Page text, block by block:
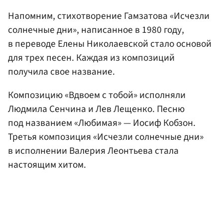
Напомним, стихотворение Гамзатова «Исчезли
солнечные дни», написанное в 1980 году,
в переводе Елены Николаевской стало основой
для трех песен. Каждая из композиций
получила свое название.
Композицию «Вдвоем с тобой» исполняли
Людмила Сенчина и Лев Лещенко. Песню
под названием «Любимая» — Иосиф Кобзон.
Третья композиция «Исчезли солнечные дни»
в исполнении Валерия Леонтьева стала
настоящим хитом.